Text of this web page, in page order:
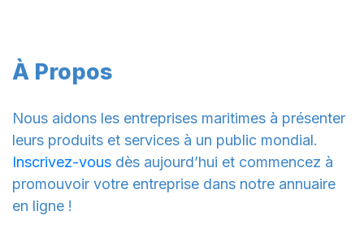
À Propos
Nous aidons les entreprises maritimes à présenter
leurs produits et services à un public mondial.
Inscrivez-vous dès aujourd’hui et commencez à
promouvoir votre entreprise dans notre annuaire
en ligne !